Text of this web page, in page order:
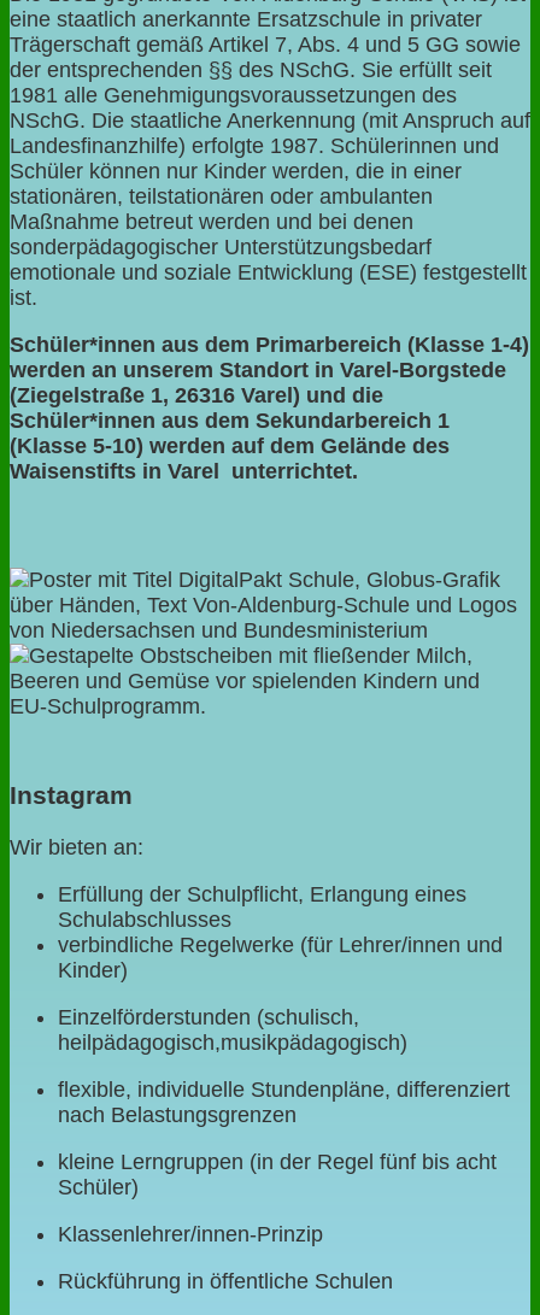
eine staatlich anerkannte Ersatzschule in privater
Trägerschaft gemäß Artikel 7, Abs. 4 und 5 GG sowie
der entsprechenden §§ des NSchG. Sie erfüllt seit
1981 alle Genehmigungsvoraussetzungen des
NSchG. Die staatliche Anerkennung (mit Anspruch auf
Landesfinanzhilfe) erfolgte 1987. Schülerinnen und
Schüler können nur Kinder werden, die in einer
stationären, teilstationären oder ambulanten
Maßnahme betreut werden und bei denen
sonderpädagogischer Unterstützungsbedarf
emotionale und soziale Entwicklung (ESE) festgestellt
ist.
Schüler*innen aus dem Primarbereich (Klasse 1-4)
werden an unserem Standort in Varel-Borgstede
(Ziegelstraße 1, 26316 Varel) und die
Schüler*innen aus dem Sekundarbereich 1
(Klasse 5-10) werden auf dem Gelände des
Waisenstifts in Varel unterrichtet.
Instagram
Wir bieten an:
Erfüllung der Schulpflicht, Erlangung eines
Schulabschlusses
verbindliche Regelwerke (für Lehrer/innen und
Kinder)
Einzelförderstunden (schulisch,
heilpädagogisch,musikpädagogisch)
flexible, individuelle Stundenpläne, differenziert
nach Belastungsgrenzen
kleine Lerngruppen (in der Regel fünf bis acht
Schüler)
Klassenlehrer/innen-Prinzip
Rückführung in öffentliche Schulen